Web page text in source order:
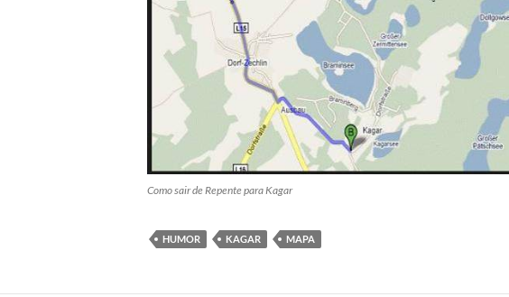
Como sair de Repente para Kagar
HUMOR KAGAR MAPA